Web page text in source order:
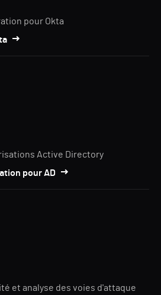
pour Okta
Active Directory
pour AD
et analyse des voies d'attaque